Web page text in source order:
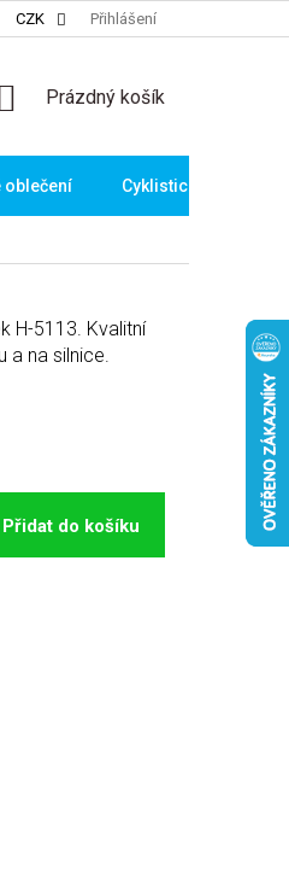
CZK Přihlášení
NÁKUPNÍ
Prázdný košík
oblečení Cyklistické brýle
Přidat do košíku
H-5113. Kvalitní
a na silnice.